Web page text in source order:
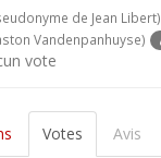
de Jean Libert)
Vandenpanhuyse)
vote
Votes Avis